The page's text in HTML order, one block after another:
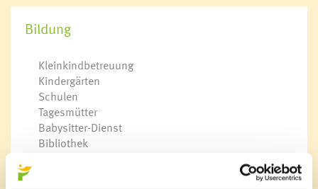
Deutschkurs für Frauen
Vorsorgemappe
Krankenpflege
Mobiler Hilfsdienst
Sozialzentrum Frastanz
Wohnen für Jung & Alt
Bildung
Kleinkindbetreuung
Kindergärten
Schulen
Tagesmütter
Babysitter-Dienst
Bibliothek